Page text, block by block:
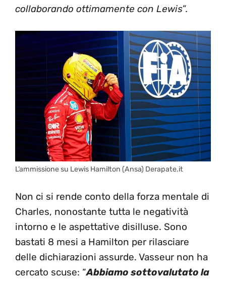
collaborando ottimamente con Lewis”.
L’ammissione su Lewis Hamilton (Ansa) Derapate.it
Non ci si rende conto della forza mentale di
Charles, nonostante tutta le negatività
intorno e le aspettative disilluse. Sono
bastati 8 mesi a Hamilton per rilasciare
delle dichiarazioni assurde. Vasseur non ha
cercato scuse: “Abbiamo sottovalutato la